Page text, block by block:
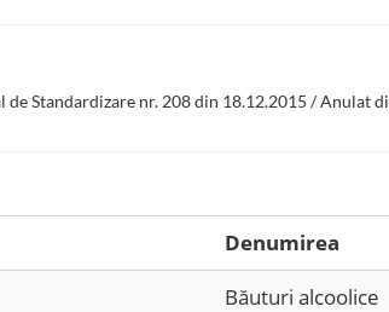
Standardizare nr. 208 din 18.12.2015 / Anulat
Denumirea
Băuturi alcoolice